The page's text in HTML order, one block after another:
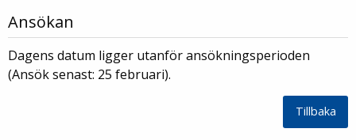
Ansökan
Dagens datum ligger utanför ansökningsperioden
(Ansök senast: 25 februari).